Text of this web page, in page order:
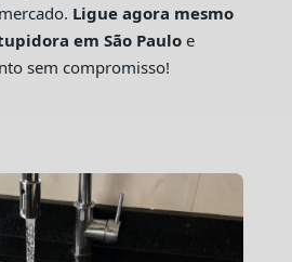
Ligue agora mesmo
em São Pauloe
sem compromisso!